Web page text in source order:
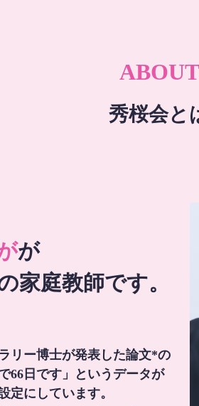
ABOUT
秀桜会と
が
家庭教師です。
リー博士が発表した論文*の
66日です」というデータが
定にしています。